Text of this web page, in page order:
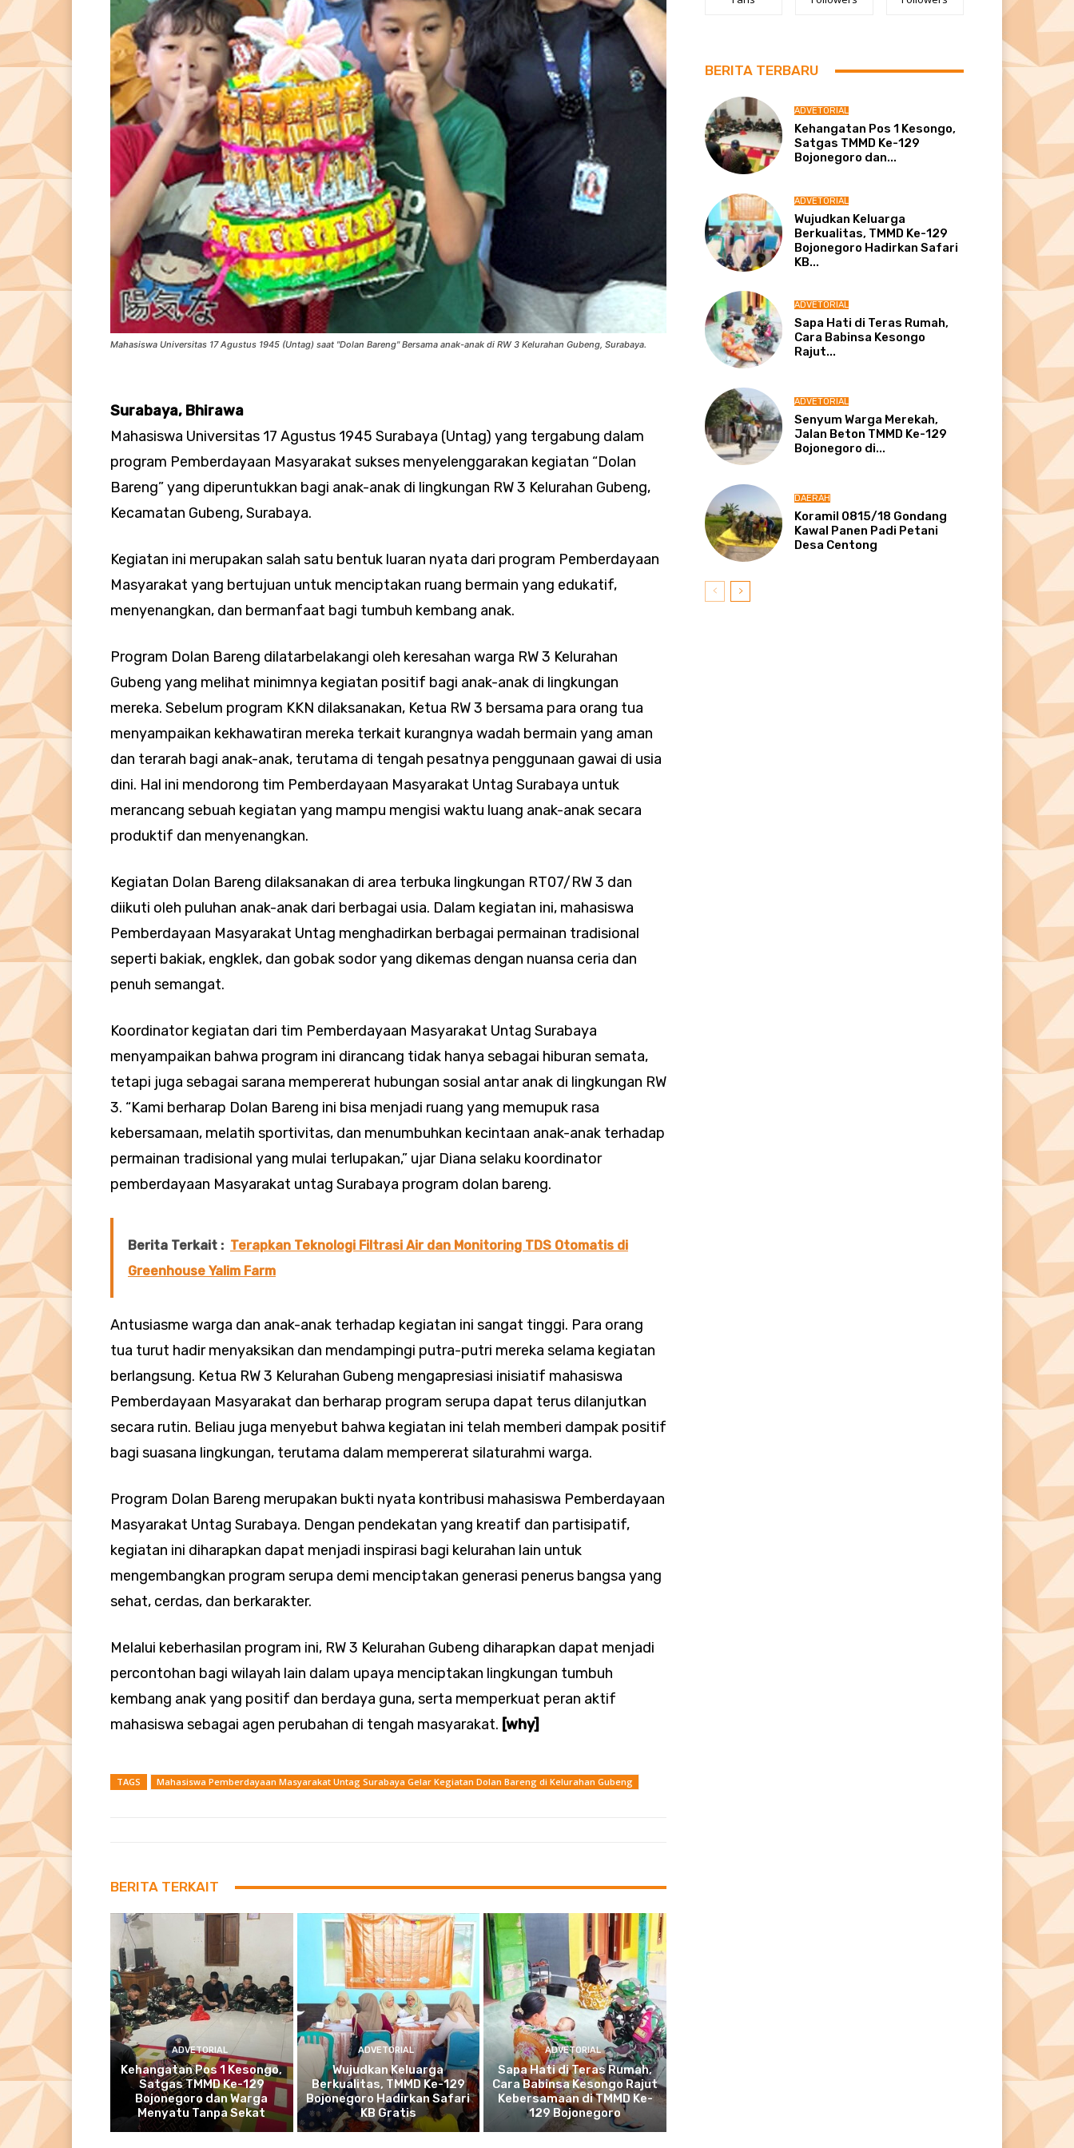
Mahasiswa Universitas 17 Agustus 1945 (Untag) saat "Dolan Bareng" Bersama anak-anak di RW 3 Kelurahan Gubeng, Surabaya.
Surabaya, Bhirawa
Mahasiswa Universitas 17 Agustus 1945 Surabaya (Untag) yang tergabung dalam
program Pemberdayaan Masyarakat sukses menyelenggarakan kegiatan “Dolan
Bareng” yang diperuntukkan bagi anak-anak di lingkungan RW 3 Kelurahan Gubeng,
Kecamatan Gubeng, Surabaya.
Kegiatan ini merupakan salah satu bentuk luaran nyata dari program Pemberdayaan
Masyarakat yang bertujuan untuk menciptakan ruang bermain yang edukatif,
menyenangkan, dan bermanfaat bagi tumbuh kembang anak.
Program Dolan Bareng dilatarbelakangi oleh keresahan warga RW 3 Kelurahan
Gubeng yang melihat minimnya kegiatan positif bagi anak-anak di lingkungan
mereka. Sebelum program KKN dilaksanakan, Ketua RW 3 bersama para orang tua
menyampaikan kekhawatiran mereka terkait kurangnya wadah bermain yang aman
dan terarah bagi anak-anak, terutama di tengah pesatnya penggunaan gawai di usia
dini. Hal ini mendorong tim Pemberdayaan Masyarakat Untag Surabaya untuk
merancang sebuah kegiatan yang mampu mengisi waktu luang anak-anak secara
produktif dan menyenangkan.
Kegiatan Dolan Bareng dilaksanakan di area terbuka lingkungan RT07/RW 3 dan
diikuti oleh puluhan anak-anak dari berbagai usia. Dalam kegiatan ini, mahasiswa
Pemberdayaan Masyarakat Untag menghadirkan berbagai permainan tradisional
seperti bakiak, engklek, dan gobak sodor yang dikemas dengan nuansa ceria dan
penuh semangat.
Koordinator kegiatan dari tim Pemberdayaan Masyarakat Untag Surabaya
menyampaikan bahwa program ini dirancang tidak hanya sebagai hiburan semata,
tetapi juga sebagai sarana mempererat hubungan sosial antar anak di lingkungan RW
3. “Kami berharap Dolan Bareng ini bisa menjadi ruang yang memupuk rasa
kebersamaan, melatih sportivitas, dan menumbuhkan kecintaan anak-anak terhadap
permainan tradisional yang mulai terlupakan,” ujar Diana selaku koordinator
pemberdayaan Masyarakat untag Surabaya program dolan bareng.
Berita Terkait : Terapkan Teknologi Filtrasi Air dan Monitoring TDS Otomatis di
Greenhouse Yalim Farm
Antusiasme warga dan anak-anak terhadap kegiatan ini sangat tinggi. Para orang
tua turut hadir menyaksikan dan mendampingi putra-putri mereka selama kegiatan
berlangsung. Ketua RW 3 Kelurahan Gubeng mengapresiasi inisiatif mahasiswa
Pemberdayaan Masyarakat dan berharap program serupa dapat terus dilanjutkan
secara rutin. Beliau juga menyebut bahwa kegiatan ini telah memberi dampak positif
bagi suasana lingkungan, terutama dalam mempererat silaturahmi warga.
Program Dolan Bareng merupakan bukti nyata kontribusi mahasiswa Pemberdayaan
Masyarakat Untag Surabaya. Dengan pendekatan yang kreatif dan partisipatif,
kegiatan ini diharapkan dapat menjadi inspirasi bagi kelurahan lain untuk
mengembangkan program serupa demi menciptakan generasi penerus bangsa yang
sehat, cerdas, dan berkarakter.
Melalui keberhasilan program ini, RW 3 Kelurahan Gubeng diharapkan dapat menjadi
percontohan bagi wilayah lain dalam upaya menciptakan lingkungan tumbuh
kembang anak yang positif dan berdaya guna, serta memperkuat peran aktif
mahasiswa sebagai agen perubahan di tengah masyarakat. [why]
TAGS Mahasiswa Pemberdayaan Masyarakat Untag Surabaya Gelar Kegiatan Dolan Bareng di Kelurahan Gubeng
BERITA TERKAIT
ADVETORIAL
Kehangatan Pos 1 Kesongo,
Satgas TMMD Ke-129
Bojonegoro dan Warga
Menyatu Tanpa Sekat
ADVETORIAL
Wujudkan Keluarga
Berkualitas, TMMD Ke-129
Bojonegoro Hadirkan Safari
KB Gratis
ADVETORIAL
Sapa Hati di Teras Rumah,
Cara Babinsa Kesongo Rajut
Kebersamaan di TMMD Ke-
129 Bojonegoro
BERITA TERBARU
ADVETORIAL
Kehangatan Pos 1 Kesongo,
Satgas TMMD Ke-129
Bojonegoro dan...
ADVETORIAL
Wujudkan Keluarga
Berkualitas, TMMD Ke-129
Bojonegoro Hadirkan Safari
KB...
ADVETORIAL
Sapa Hati di Teras Rumah,
Cara Babinsa Kesongo
Rajut...
ADVETORIAL
Senyum Warga Merekah,
Jalan Beton TMMD Ke-129
Bojonegoro di...
DAERAH
Koramil 0815/18 Gondang
Kawal Panen Padi Petani
Desa Centong